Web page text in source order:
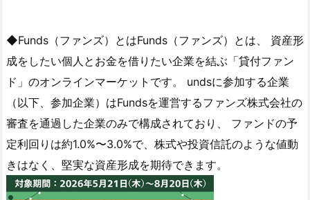
◆Funds（ファンズ）とはFunds（ファンズ）とは、 資産形
成をしたい個人とお金を借りたい企業を結ぶ「貸付ファン
ド」のオンラインマーケットです。 undsに参加する企業
（以下、参加企業）はFundsを運営するファンズ株式会社の
審査を通過した企業のみで構成されており、 ファンドの予
定利回りは約1.0%〜3.0%で、株式や投資信託のような値動
きはなく、堅実な資産形成を期待できます。